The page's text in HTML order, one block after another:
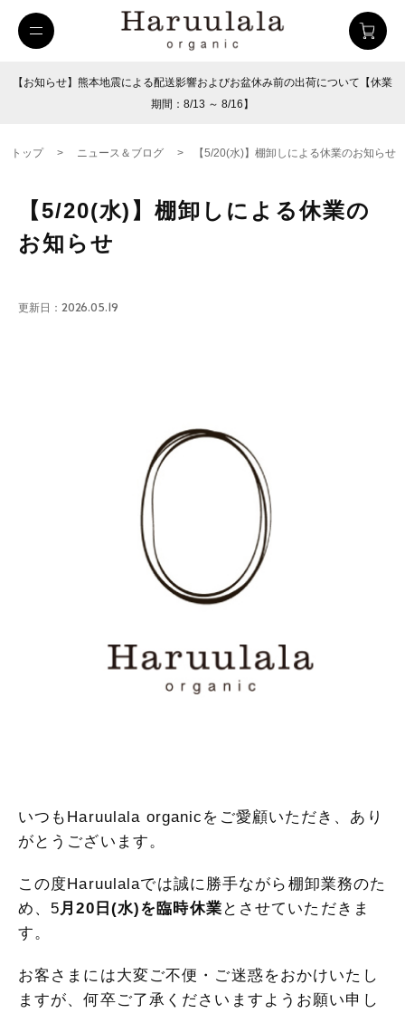
【お知らせ】熊本地震による配送影響およびお盆休み前の出荷について【休業
期間：8/13 ～ 8/16】
トップ > ニュース＆ブログ > 【5/20(水)】棚卸しによる休業のお知らせ
【5/20(水)】棚卸しによる休業の
お知らせ
更新日：2026.05.19
いつもHaruulala organicをご愛顧いただき、あり
がとうございます。
この度Haruulalaでは誠に勝手ながら棚卸業務のた
め、5 月20日(水)を臨時休業 とさせていただきま
す。
お客さまには大変ご不便・ご迷惑をおかけいたし
ますが、何卒ご了承くださいますようお願い申し